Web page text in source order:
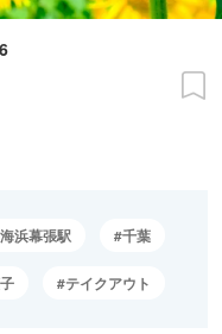
海浜幕張駅 千葉
テイクアウト